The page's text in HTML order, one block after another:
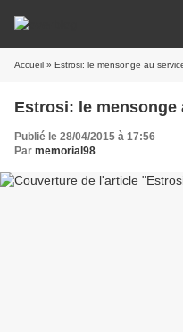
Accueil » Estrosi: le mensonge au
Estrosi: le
Publié le 28/04/2015 à 17:56
Par memorial98